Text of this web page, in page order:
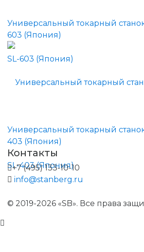
Универсальный токарный
603 (Япония)
Универсальный токарный
403 (Япония)
Контакты
+7 (495) 133-10-10
info@stanberg.ru
© 2019-2026 «SB». Все права